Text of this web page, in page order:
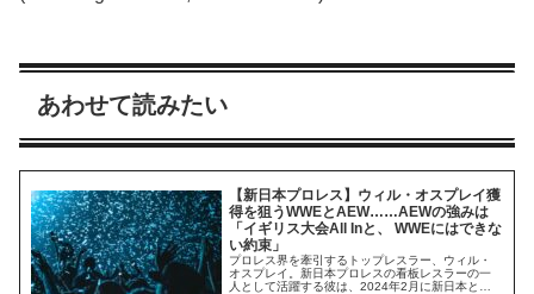
あわせて読みたい
【新日本プロレス】ウィル・オスプレイ獲
得を狙うWWEとAEW……AEWの強みは
「イギリス大会All Inと、 WWEにはできな
い約束」
プロレス界を牽引するトップレスラー、ウィル・
オスプレイ。新日本プロレスの看板レスラーの一
人として活躍する彼は、2024年2月に新日本との